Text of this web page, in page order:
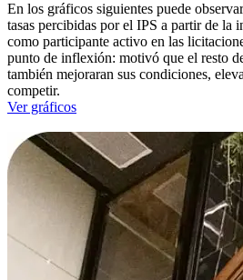
En los gráficos siguientes puede
tasas percibidas por el IPS a partir de la
como participante activo en las
punto de inflexión: motivó que el resto
también mejoraran sus condiciones,
competir.
Ver gráficos